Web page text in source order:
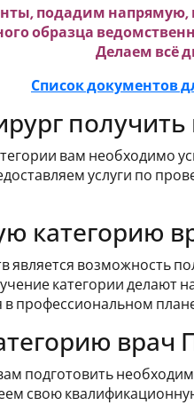
подадим напрямую,
образца
Делаем всё
Список документов
получить
вам необходимо
услуги по
категорию
возможность
категории делают
в профессиональном
врач
подготовить
свою